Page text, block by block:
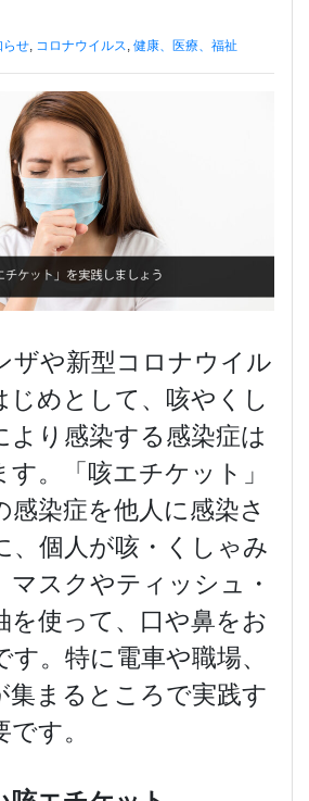
らせ, コロナウイルス, 健康、医療、福祉
ザや新型コロナウイル
じめとして、咳やくし
より感染する感染症は
。「咳エチケット」
感染症を他人に感染さ
、個人が咳・くしゃみ
マスクやティッシュ・
を使って、口や鼻をお
。特に電車や職場、
集まるところで実践す
す。